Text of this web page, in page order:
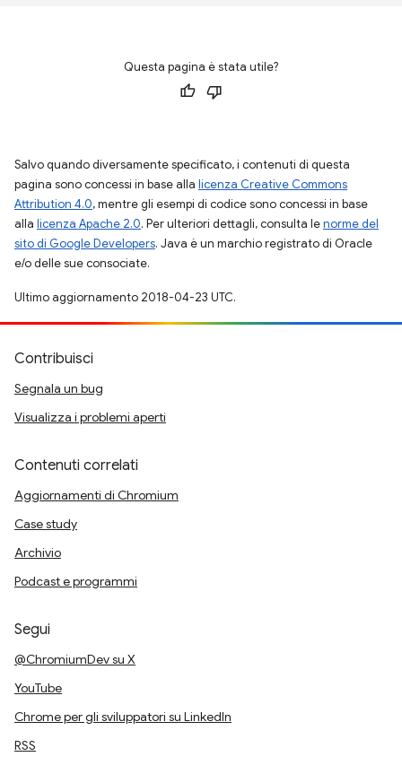
Questa pagina è stata utile?
Salvo quando diversamente specificato, i contenuti di questa
pagina sono concessi in base alla licenza Creative Commons
Attribution 4.0, mentre gli esempi di codice sono concessi in base
alla licenza Apache 2.0. Per ulteriori dettagli, consulta lenorme del
sito di Google Developers. Java è un marchio registrato di Oracle
e/o delle sue consociate.
Ultimo aggiornamento 2018-04-23 UTC.
Contribuisci
Segnala un bug
Visualizza i problemi aperti
Contenuti correlati
Aggiornamenti di Chromium
Case study
Archivio
Podcast e programmi
Segui
@ChromiumDev su X
YouTube
Chrome per gli sviluppatori su LinkedIn
RSS